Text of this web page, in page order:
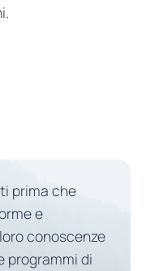
prima che
e
conoscenze
programmi di